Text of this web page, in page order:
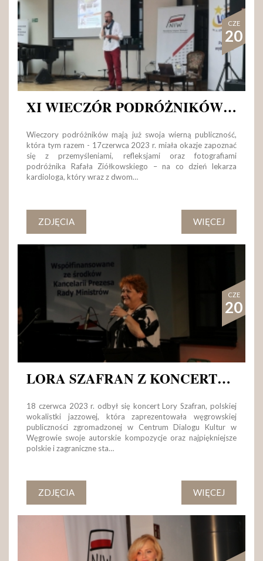
CZE
20
XI WIECZÓR PODRÓŻNIKÓW – RAFAŁ ZIÓŁKOWSKI „W POSZUKIWANIU PIĘKNA…”
Wieczory podróżników mają już swoja wierną publiczność,
która tym razem - 17czerwca 2023 r. miała okazje zapoznać
się z przemyśleniami, refleksjami oraz fotografiami
podróżnika Rafała Ziółkowskiego – na co dzień lekarza
kardiologa, który wraz z dwom…
WIĘCEJ
ZDJĘCIA
CZE
20
LORA SZAFRAN Z KONCERTEM JAZZOWYM W KLASZTORZE
18 czerwca 2023 r. odbył się koncert Lory Szafran, polskiej
wokalistki jazzowej, która zaprezentowała węgrowskiej
publiczności zgromadzonej w Centrum Dialogu Kultur w
Węgrowie swoje autorskie kompozycje oraz najpiękniejsze
polskie i zagraniczne sta…
WIĘCEJ
ZDJĘCIA